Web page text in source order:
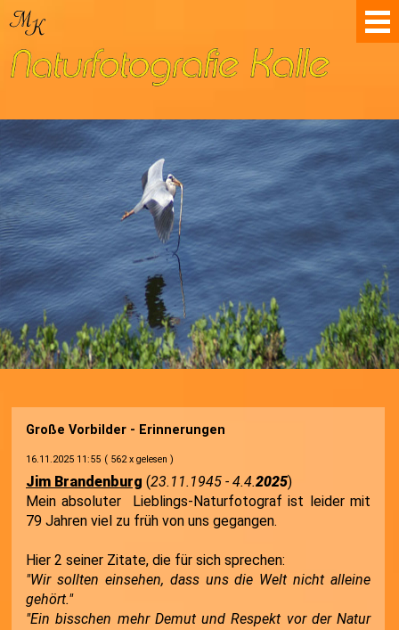
Große Vorbilder - Erinnerungen
16.11.2025 11:55 ( 562 x gelesen )
Jim Brandenburg (23.11.1945 - 4.4.2025)
Mein absoluter Lieblings-Naturfotograf ist leider mit
79 Jahren viel zu früh von uns gegangen.
Hier 2 seiner Zitate, die für sich sprechen:
"Wir sollten einsehen, dass uns die Welt nicht alleine
gehört."
"Ein bisschen mehr Demut und Respekt vor der Natur